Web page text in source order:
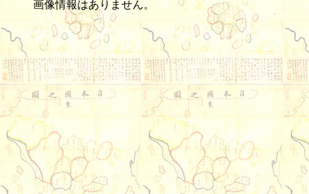
画像情報はありません。